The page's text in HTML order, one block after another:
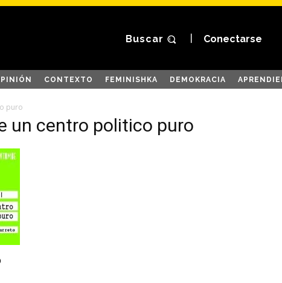
Buscar Conectarse
CONTEXTO FEMINISHKA DEMOKRACIA
puro
un centro politico puro